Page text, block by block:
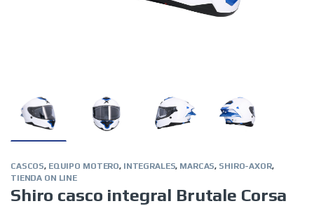
CASCOS, EQUIPO MOTERO, INTEGRALES, MARCAS, SHIRO-AXOR,
TIENDA ON LINE
Shiro casco integral Brutale Corsa